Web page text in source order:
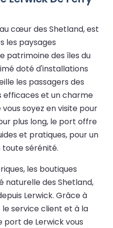
cœur des Shetland, est
les paysages
patrimoine des îles du
doté d'installations
les passagers des
efficaces et un charme
soyez en visite pour
plus long, le port offre
et pratiques, pour un
sérénité.
les boutiques
naturelle des Shetland,
Lerwick. Grâce à
service client et à la
port de Lerwick vous